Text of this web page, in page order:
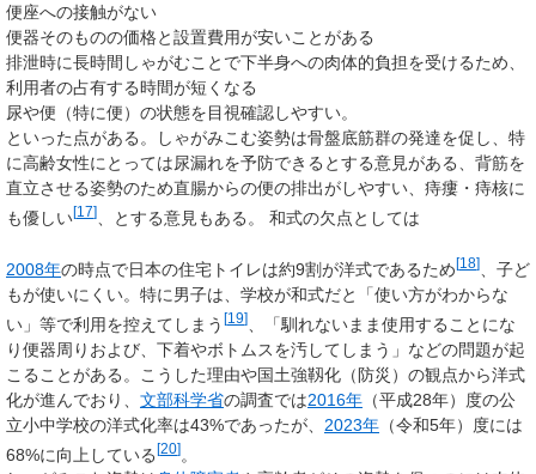
便座への接触がない
便器そのものの価格と設置費用が安いことがある
排泄時に長時間しゃがむことで下半身への肉体的負担を受けるため、
利用者の占有する時間が短くなる
尿や便（特に便）の状態を目視確認しやすい。
といった点がある。しゃがみこむ姿勢は骨盤底筋群の発達を促し、特
に高齢女性にとっては尿漏れを予防できるとする意見がある、背筋を
直立させる姿勢のため直腸からの便の排出がしやすい、痔瘻・痔核に
も優しい[17] 、とする意見もある。 和式の欠点としては
2008年の時点で日本の住宅トイレは約9割が洋式であるため[18]
、子ど
もが使いにくい。特に男子は、学校が和式だと「使い方がわからな
い」等で利用を控えてしまう [19]
、「馴れないまま使用することにな
り便器周りおよび、下着やボトムスを汚してしまう」などの問題が起
こることがある。こうした理由や国土強靱化（防災）の観点から洋式
化が進んでおり、 文部科学省の調査では2016年 （平成28年）度の公
立小中学校の洋式化率は43%であったが、 2023年 （令和5年）度には
68%に向上している[20]